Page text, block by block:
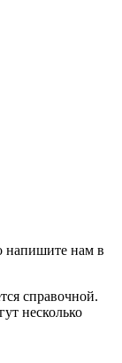
напишите нам в
справочной.
несколько